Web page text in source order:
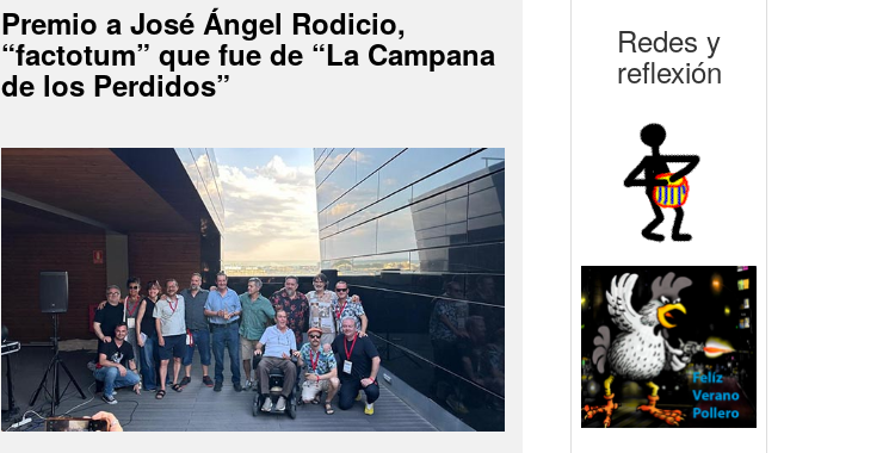
Premio a José Ángel Rodicio,
“factotum” que fue de “La Campana
de los Perdidos”
Redes y
reflexión